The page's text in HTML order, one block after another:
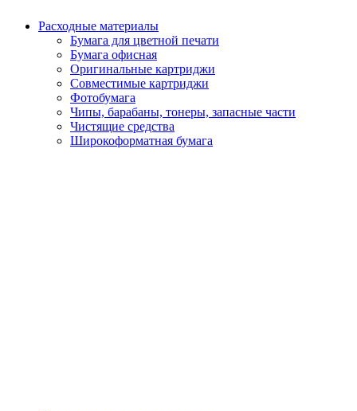
Расходные материалы
Бумага для цветной печати
Бумага офисная
Оригинальные картриджи
Совместимые картриджи
Фотобумага
Чипы, барабаны, тонеры, запасные части
Чистящие средства
Широкоформатная бумага